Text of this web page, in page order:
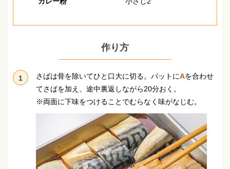
作り方
1 さばは骨を除いてひと口大に切る。 バットにAを合わせ
てさばを加え、途中裏返しながら20分おく。
※両面に下味をつけることでむらなく味がなじむ。